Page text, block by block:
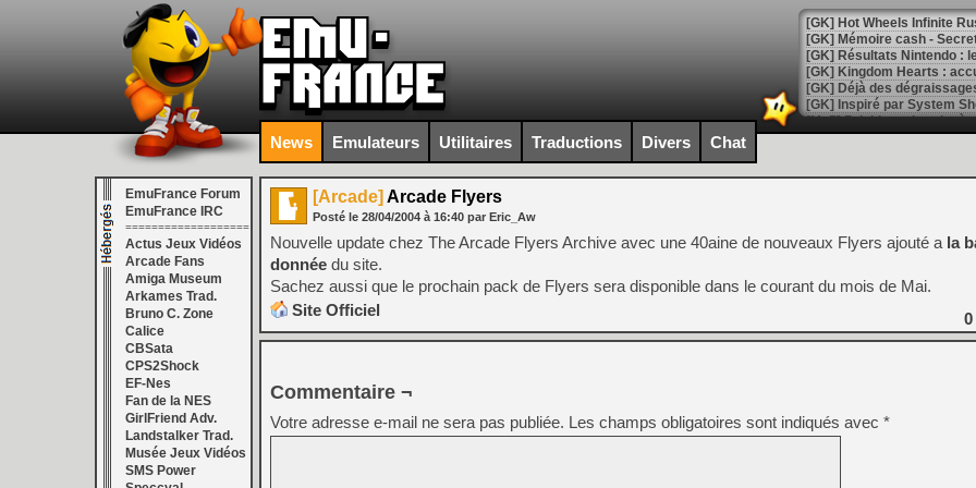
[GK] Hot Wheels Infinite
[GK] Mémoire cash -
[GK] Résultats Nintendo :
[GK] Déjà des
[Mo5] Brickboy cherche à
[GK] Minecraft et ses «
[GK] Beast of
[GK] Ubisoft : fin de partie
[GK] Mémoire cash -
[GK] Dan Houser (GTA)
[GK] Comment EA Sports
[GK] Crimson Moon : un
[GK] Isle of Reveries : le
[GK] Moonlighter 2 : The
[GK] Capcom relance
[Mo5] Deux inédits du
[GK] Le beat'em up The
[GK] Endless Legend 2 :
News Emulateurs Utilitaires Traductions Divers Chat
EmuFrance Forum
EmuFrance IRC
===================
Actus Jeux Vidéos
Arcade Fans
Amiga Museum
Arkames Trad.
Bruno C. Zone
Calice
CBSata
CPS2Shock
EF-Nes
Fan de la NES
GirlFriend Adv.
Landstalker Trad.
Musée Jeux Vidéos
SMS Power
[Arcade] Arcade Flyers
Posté le 28/04/2004 à 16:40 par Eric_Aw
Nouvelle update chez The Arcade Flyers Archive avec une 40aine de nouveaux Flyers ajouté a la
donnée du site.
Sachez aussi que le prochain pack de Flyers sera disponible dans le courant du mois de Mai.
Site Officiel
0
Commentaire ¬
Votre adresse e-mail ne sera pas publiée. Les champs obligatoires sont indiqués avec *